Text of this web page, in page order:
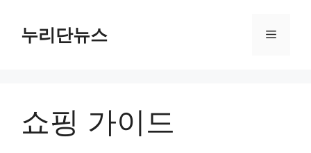
누리단뉴스 메
쇼핑 가이드